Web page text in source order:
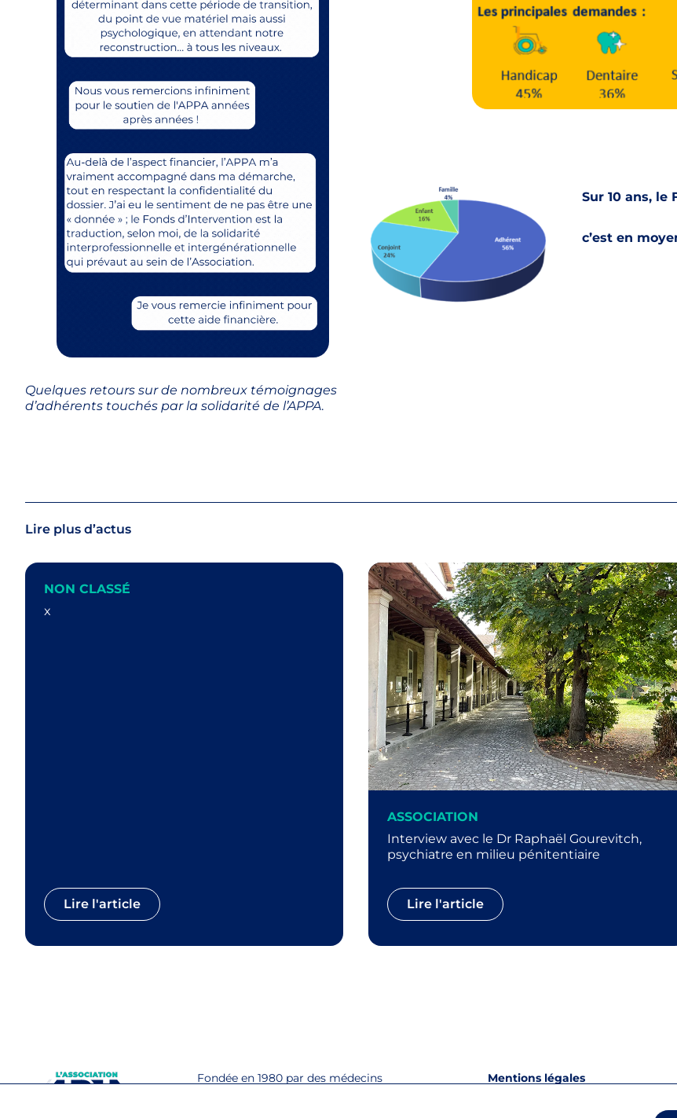
Quelques retours sur de nombreux témoignages
d’adhérents touchés par la solidarité de l’APPA.
Sur 10 ans, le
c’est en
Lire plus d’actus
NON CLASSÉ
x
Lire l'article
ASSOCIATION
Interview avec le Dr Raphaël Gourevitch,
psychiatre en milieu pénitentiaire
Lire l'article
Fondée en 1980 par des médecins
Mentions légales